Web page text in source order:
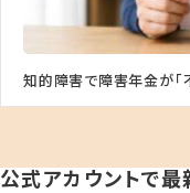
知的障害で障害年金が「
公式アカウントで